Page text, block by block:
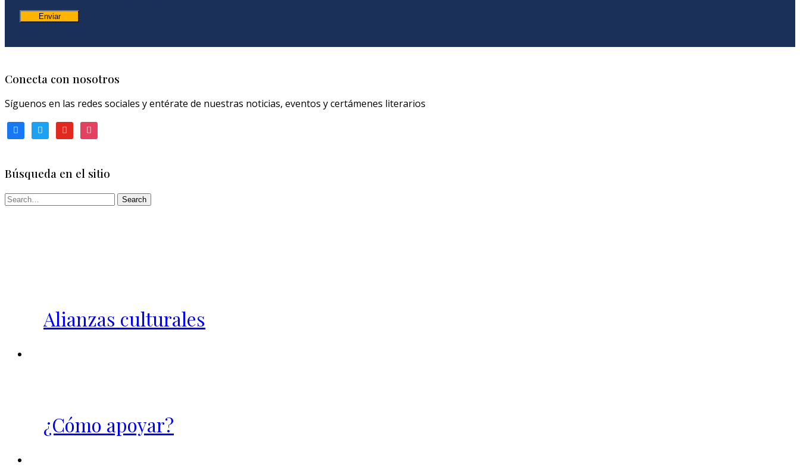
Contact
Please
this
blank.
Conecta con nosotros
Síguenos en las redes sociales y entérate de nuestras noticias, eventos y certámenes literarios
facebooktwitter youtubeinstagram
Búsqueda en el sitio
Alianzas culturales
¿Cómo apoyar?